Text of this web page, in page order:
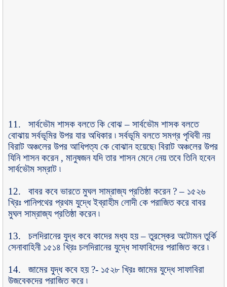
11. সার্বভৌম শাসক বলতে কি বোঝ– সার্বভৌম শাসক বলতে
বোঝায় সর্বভূমির উপর যার অধিকার ৷ সর্বভূমি বলতে সমগ্র পৃথিবী নয়
বিরাট অঞ্চলের উপর আধিপত্য কে বোঝান হয়েছে৷ বিরাট অঞ্চলের উপর
যিনি শাসন করেন , মানুষজন যদি তার শাসন মেনে নেয় তবে তিনি হবেন
সার্বভৌম সম্রাট ৷
12. বাবর কবে ভারতে মুঘল সাম্রাজ্য প্রতিষ্ঠা করেন ? – ১৫২৬
খ্রিঃ পানিপথের প্রথম যুদ্ধে ইব্রাহীম লোদী কে পরাজিত করে বাবর
মুঘল সাম্রাজ্য প্রতিষ্ঠা করেন ৷
13. চলদিরানের যুদ্ধ কবে কাদের মধ্য হয়–তুরস্কের অটোমন তুর্কি
সেনাবাহিনী ১৫১৪ খ্রিঃ চলদিরানের যুদ্ধে সাফাবিদের পরাজিত করে ৷
14. জামের যুদ্ধ কবে হয় ?- ১৫২৮ খ্রিঃ জামের যুদ্ধে সাফাবিরা
উজবেকদের পরাজিত করে ৷